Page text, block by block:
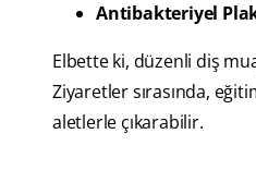
Antibakteriyel Plak
Elbette ki, düzenli diş
Ziyaretler sırasında,
aletlerle çıkarabilir.